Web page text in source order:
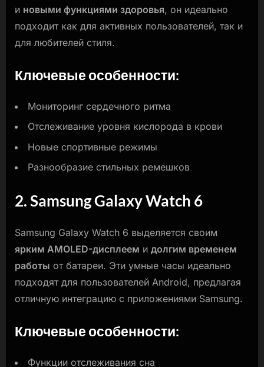
и новыми функциями здоровья, он идеально
подходит как для активных пользователей, так и
для любителей стиля.
Ключевые особенности:
Мониторинг сердечного ритма
Отслеживание уровня кислорода в крови
Новые спортивные режимы
Разнообразие стильных ремешков
2. Samsung Galaxy Watch 6
Samsung Galaxy Watch 6 выделяется своим
ярким AMOLED-дисплеем и долгим временем
работы от батареи. Эти умные часы идеально
подходят для пользователей Android, предлагая
отличную интеграцию с приложениями Samsung.
Ключевые особенности:
Функции отслеживания сна